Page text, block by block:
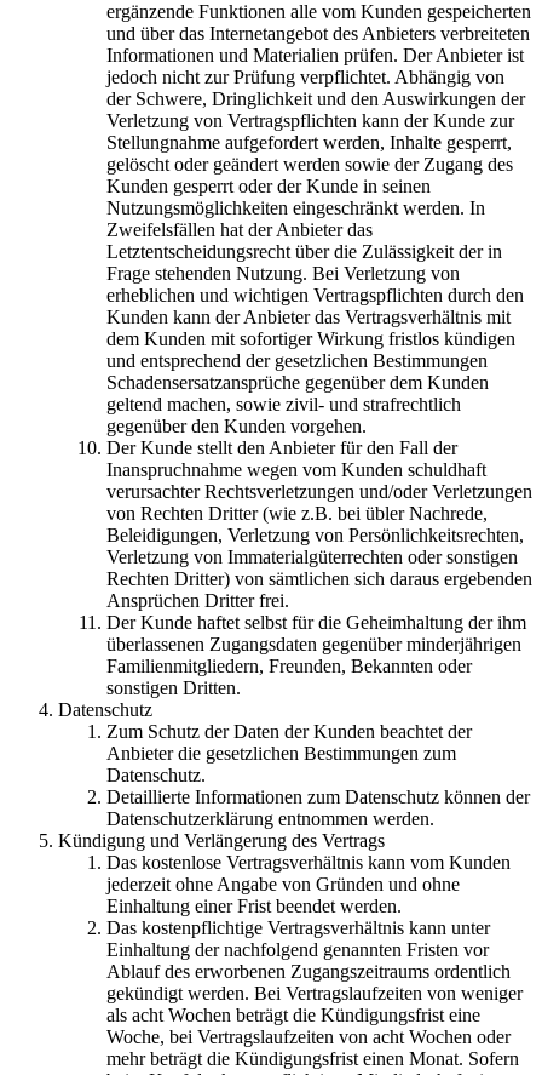
ergänzende Funktionen alle vom Kunden gespeicherten
und über das Internetangebot des Anbieters verbreiteten
Informationen und Materialien prüfen. Der Anbieter ist
jedoch nicht zur Prüfung verpflichtet. Abhängig von
der Schwere, Dringlichkeit und den Auswirkungen der
Verletzung von Vertragspflichten kann der Kunde zur
Stellungnahme aufgefordert werden, Inhalte gesperrt,
gelöscht oder geändert werden sowie der Zugang des
Kunden gesperrt oder der Kunde in seinen
Nutzungsmöglichkeiten eingeschränkt werden. In
Zweifelsfällen hat der Anbieter das
Letztentscheidungsrecht über die Zulässigkeit der in
Frage stehenden Nutzung. Bei Verletzung von
erheblichen und wichtigen Vertragspflichten durch den
Kunden kann der Anbieter das Vertragsverhältnis mit
dem Kunden mit sofortiger Wirkung fristlos kündigen
und entsprechend der gesetzlichen Bestimmungen
Schadensersatzansprüche gegenüber dem Kunden
geltend machen, sowie zivil- und strafrechtlich
gegenüber den Kunden vorgehen.
Der Kunde stellt den Anbieter für den Fall der
Inanspruchnahme wegen vom Kunden schuldhaft
verursachter Rechtsverletzungen und/oder Verletzungen
von Rechten Dritter (wie z.B. bei übler Nachrede,
Beleidigungen, Verletzung von Persönlichkeitsrechten,
Verletzung von Immaterialgüterrechten oder sonstigen
Rechten Dritter) von sämtlichen sich daraus ergebenden
Ansprüchen Dritter frei.
Der Kunde haftet selbst für die Geheimhaltung der ihm
überlassenen Zugangsdaten gegenüber minderjährigen
Familienmitgliedern, Freunden, Bekannten oder
sonstigen Dritten.
Datenschutz
Zum Schutz der Daten der Kunden beachtet der
Anbieter die gesetzlichen Bestimmungen zum
Datenschutz.
Detaillierte Informationen zum Datenschutz können der
Datenschutzerklärung entnommen werden.
Kündigung und Verlängerung des Vertrags
Das kostenlose Vertragsverhältnis kann vom Kunden
jederzeit ohne Angabe von Gründen und ohne
Einhaltung einer Frist beendet werden.
Das kostenpflichtige Vertragsverhältnis kann unter
Einhaltung der nachfolgend genannten Fristen vor
Ablauf des erworbenen Zugangszeitraums ordentlich
gekündigt werden. Bei Vertragslaufzeiten von weniger
als acht Wochen beträgt die Kündigungsfrist eine
Woche, bei Vertragslaufzeiten von acht Wochen oder
mehr beträgt die Kündigungsfrist einen Monat. Sofern